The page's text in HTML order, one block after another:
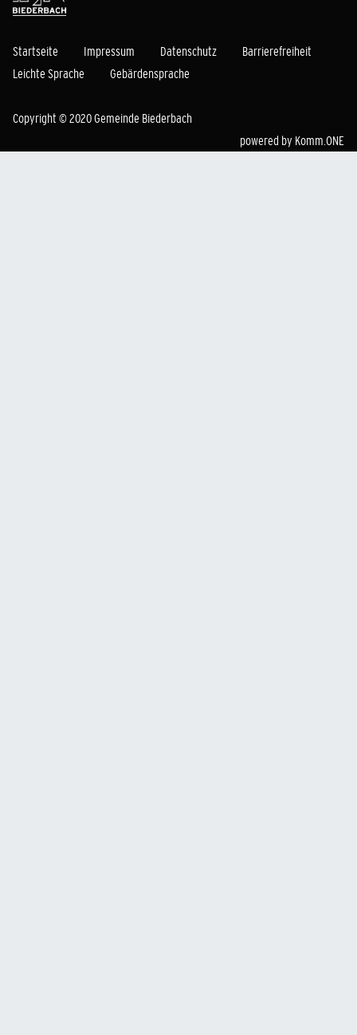
Startseite Impressum Datenschutz
Barrierefreiheit
Leichte Sprache
Gebärdensprache
Copyright © 2020 Gemeinde Biederbach
powered by Komm.ONE